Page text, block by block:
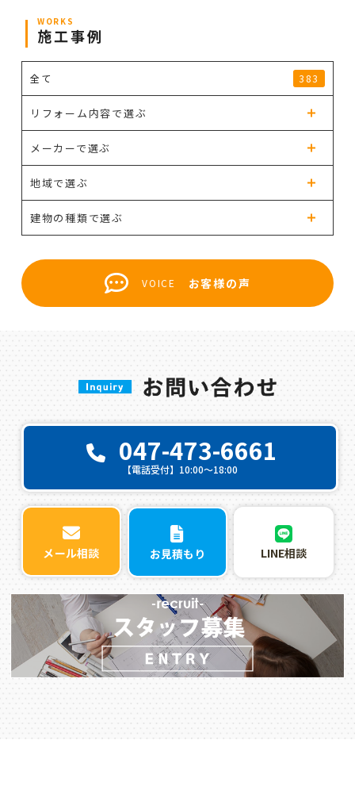
WORKS
施工事例
全て 383
リフォーム内容で選ぶ
メーカーで選ぶ
地域で選ぶ
建物の種類で選ぶ
VOICE お客様の声
047-473-6661
【電話受付】10:00〜18:00
メール相談 お見積もり LINE相談